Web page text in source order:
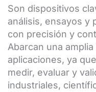
Son dispositivos
análisis, ensayos y
con precisión y
Abarcan una
aplicaciones, ya
medir, evaluar y
industriales,